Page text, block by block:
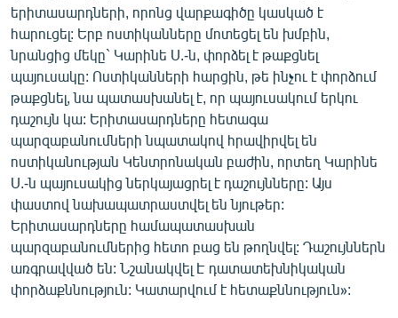
երիտասարդների, որոնց վարքագիծը կասկած է
հարուցել: Երբ ոստիկանները մոտեցել են խմբին,
նրանցից մեկը` Կարինե Ս.-ն, փորձել է թաքցնել
պայուսակը: Ոստիկանների հարցին, թե ինչու է փորձում
թաքցնել, նա պատասխանել է, որ պայուսակում երկու
դաշույն կա: Երիտասարդները հետագա
պարզաբանումների նպատակով հրավիրվել են
ոստիկանության Կենտրոնական բաժին, որտեղ Կարինե
Ս.-ն պայուսակից ներկայացրել է դաշույնները: Այս
փաստով նախապատրաստվել են նյութեր:
Երիտասարդները համապատասխան
պարզաբանումներից հետո բաց են թողնվել: Դաշույններն
առգրավված են: Նշանակվել Է դատատեխնիկական
փորձաքննություն: Կատարվում է հետաքննություն»: